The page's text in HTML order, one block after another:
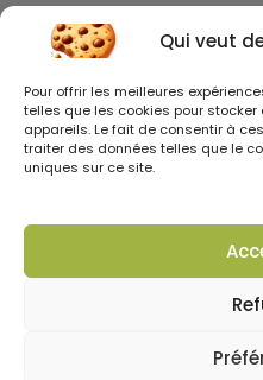
Qui veut
Pour offrir les meilleures
telles que les cookies pour
appareils. Le fait de consentir à
traiter des données telles que le
uniques sur ce site.
Tous droits réservés ©2025
Mentions légales–